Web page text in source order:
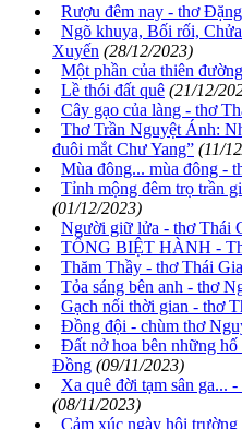
Rượu đêm nay - thơ
Ngõ khuya, Bối rối,
Xuyến (28/12/2023)
Một phần của thiên
Lề thói đất quê (21/12/
Cây gạo của làng - thơ
Thơ Trần Nguyệt Ánh:
đuôi mắt Chư Yang” (11/
Mùa đông... mùa đông -
Tỉnh mộng đêm trọ trần
(01/12/2023)
Người giữ lửa - thơ Thái
TỐNG BIỆT HÀNH -
Thăm Thầy - thơ Thái
Tỏa sáng bên anh - thơ
Gạch nối thời gian - thơ
Đồng đội - chùm thơ
Đất nở hoa bên những
Đồng (09/11/2023)
Xa quê đời tạm sân ga...
(08/11/2023)
Cảm xúc ngày hội